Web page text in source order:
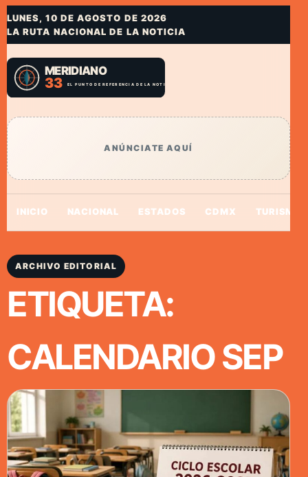
LUNES, 10 DE AGOSTO DE 2026
LA RUTA NACIONAL DE LA NOTICIA
ANÚNCIATE AQUÍ
INICIO NACIONAL ESTADOS CDMX TURISMO
ARCHIVO EDITORIAL
ETIQUETA:
CALENDARIO SEP